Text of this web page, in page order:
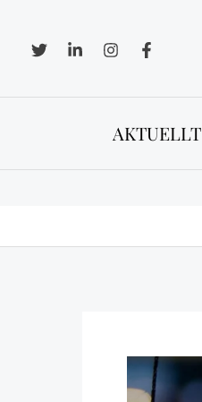
innehåll
AKTUELLT